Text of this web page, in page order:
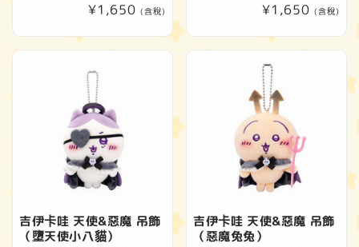
定
¥1,650 (含稅)
定
¥1,650 (含稅)
吉伊卡哇 天使&惡魔 吊飾
（墮天使小八貓）
吉伊卡哇 天使&惡魔 吊飾
（惡魔兔兔）